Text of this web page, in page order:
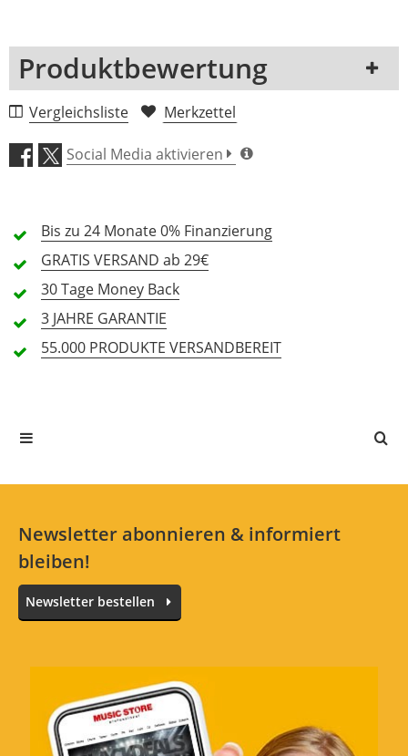
Produktbewertung
1 Rezension
5 Sterne
4 Sterne
2 Sterne
1 Sterne
Alle Sprachen
Vergleichsliste Merkzettel
Social Media aktivieren
Bis zu 24 Monate0% Finanzierung
GRATIS VERSAND ab 29€
30 Tage Money Back
3 JAHRE GARANTIE
55.000 PRODUKTE VERSANDBEREIT
Newsletter abonnieren & informiert
bleiben!
Newsletter bestellen